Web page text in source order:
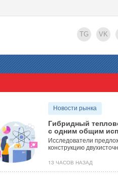
TG VK
Новости рынка
Гибридный
с одним общим
Исследователи
конструкцию
13 ЧАСОВ НАЗАД